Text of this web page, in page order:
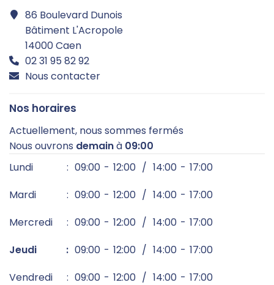
86 Boulevard Dunois
Bâtiment L'Acropole
14000 Caen
02 31 95 82 92
Nous contacter
Nos horaires
Actuellement, nous sommes fermés
Nous ouvrons demainà 09:00
Lundi
09:00 12:00 14:00
17:00
Mardi
09:00 12:00 14:00
17:00
Mercredi
09:00 12:00 14:00
17:00
Jeudi
09:00 12:00 14:00
17:00
Vendredi
09:00 12:00 14:00
17:00